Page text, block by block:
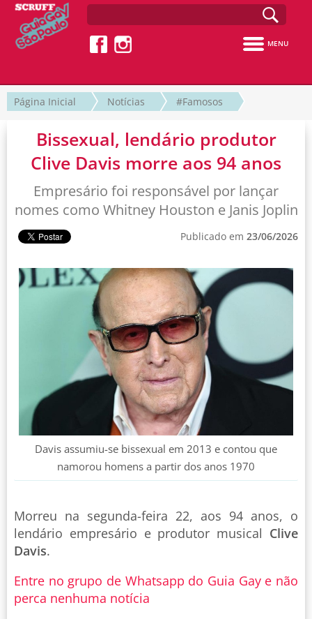
MENU
Página Inicial Notícias #Famosos
Bissexual, lendário produtor
Clive Davis morre aos 94 anos
Empresário foi responsável por lançar
nomes como Whitney Houston e Janis Joplin
Publicado em 23/06/2026
Davis assumiu-se bissexual em 2013 e contou que
namorou homens a partir dos anos 1970
Morreu na segunda-feira 22, aos 94 anos, o
lendário empresário e produtor musical Clive
Davis.
Entre no grupo de Whatsapp do Guia Gay e não
perca nenhuma notícia